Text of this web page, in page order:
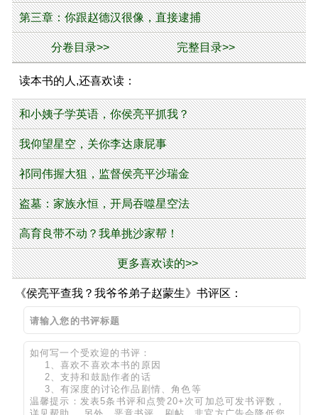
第三章：你跟赵德汉很像，直接逮捕
分卷目录>> 完整目录>>
读本书的人,还喜欢读：
和小姨子学英语，你侯亮平抓我？
我仰望星空，关你李达康屁事
祁同伟握大狙，监督侯亮平沙瑞金
盗墓：家族永恒，开局吞噬星空法
高育良带不动？我单挑沙家帮！
更多喜欢读的>>
《侯亮平查我？我爷爷弟子赵蒙生》书评区：